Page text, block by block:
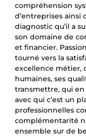
compréhension
d’entreprises ainsi
diagnostic qu’il a
son domaine de
et financier.
tourné vers la
excellence métier,
humaines, ses
transmettre, qui
avec qui c’est un
professionnelles
complémentarité
ensemble sur de